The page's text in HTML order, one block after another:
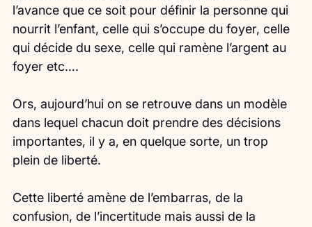
l’avance que ce soit pour définir la personne qui
nourrit l’enfant, celle qui s’occupe du foyer, celle
qui décide du sexe, celle qui ramène l’argent au
foyer etc….
Ors, aujourd’hui on se retrouve dans un modèle
dans lequel chacun doit prendre des décisions
importantes, il y a, en quelque sorte, un trop
plein de liberté.
Cette liberté amène de l’embarras, de la
confusion, de l’incertitude mais aussi de la